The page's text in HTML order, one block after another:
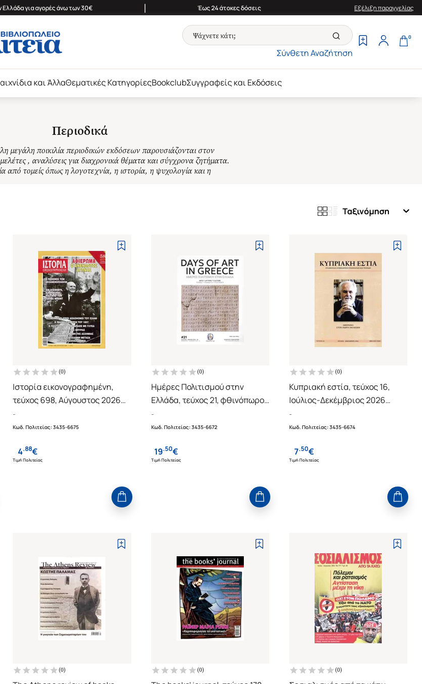
για αγορές άνω των 30€ | Έως 24 άτοκες δόσεις Εξέλιξη παραγγελίας
Σύνθετη Αναζήτηση
0
και ΆλλαΘεματικές ΚατηγορίεςBookclubΣυγγραφείς και Εκδόσεις
Περιοδικά
μεγάλη ποικιλία περιοδικών εκδόσεων παρουσιάζονται στον
, αναλύσεις για διαχρονικά θέματα και σύγχρονα ζητήματα.
από τομείς όπως η λογοτεχνία, η ιστορία, η ψυχολογία και η
Ταξινόμηση
(0)
Ιστορία εικονογραφημένη,
τεύχος 698, Αύγουστος 2026
Αφιέρωμα: Ο ανένδοτος
αγώνας
-
Κωδ. Πολιτείας:3435-6675
4.88€
Τιμή Πολιτείας
(0)
Ημέρες Πολιτισμού στην
Ελλάδα, τεύχος 21, φθινόπωρο -
χειμώνας 2026
(Δίγλωσση έκδοση, ελληνικά-
-
Κωδ. Πολιτείας:3435-6672
19.50€
Τιμή Πολιτείας
(0)
Κυπριακή εστία, τεύχος 16,
Ιούλιος-Δεκέμβριος 2026
Αφιέρωμα στον Γιώργο
Μολέσκη
-
Κωδ. Πολιτείας:3435-6674
7.50€
Τιμή Πολιτείας
(0) (0) (0)